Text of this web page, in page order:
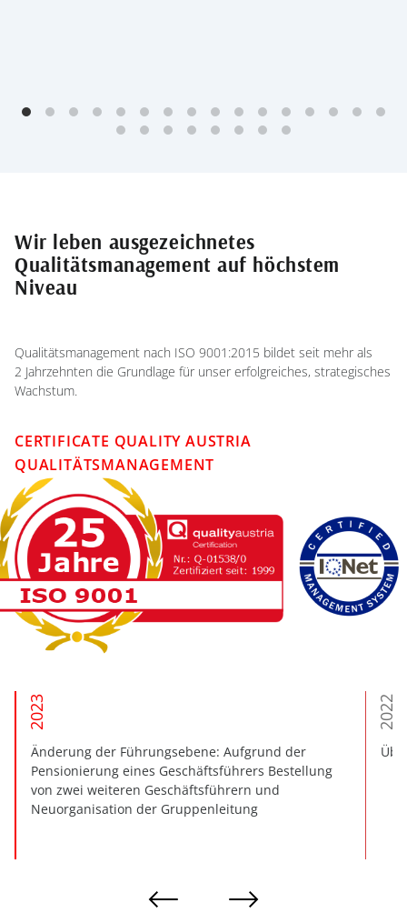
Wir leben ausgezeichnetes
Qualitätsmanagement auf höchstem
Niveau
Qualitätsmanagement nach ISO 9001:2015 bildet seit mehr als
2 Jahrzehnten die Grundlage für unser erfolgreiches, strategisches
Wachstum.
CERTIFICATE QUALITY AUSTRIA
QUALITÄTSMANAGEMENT
2023
Änderung der Führungsebene: Aufgrund der
Pensionierung eines Geschäftsführers Bestellung
von zwei weiteren Geschäftsführern und
Neuorganisation der Gruppenleitung
2022